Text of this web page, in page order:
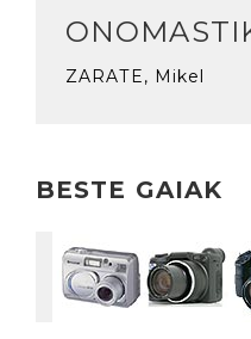
ZARATE, Mikel
BESTE GAIAK
Irakurri